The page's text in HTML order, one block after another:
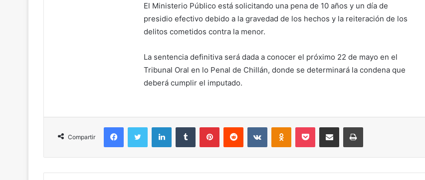
El Ministerio Público está solicitando una pena de 10 años y un día de
presidio efectivo debido a la gravedad de los hechos y la reiteración de los
delitos cometidos contra la menor.
La sentencia definitiva será dada a conocer el próximo 22 de mayo en el
Tribunal Oral en lo Penal de Chillán, donde se determinará la condena que
deberá cumplir el imputado.
Compartir